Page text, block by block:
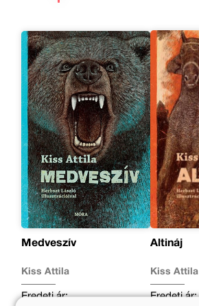
Medveszív
Kiss Attila
Eredeti ár:
Altináj
Kiss Attila
Eredeti ár: